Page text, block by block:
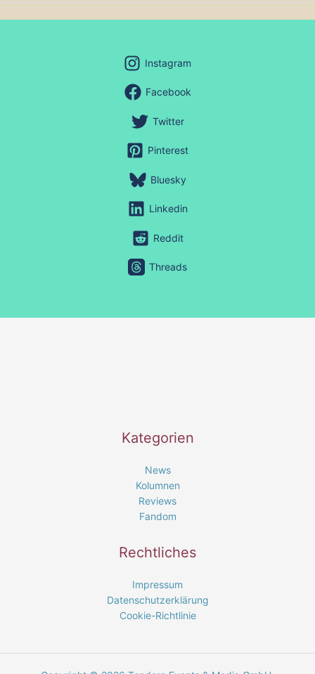
Instagram
Facebook
Twitter
Pinterest
Bluesky
Linkedin
Reddit
Threads
Kategorien
News
Kolumnen
Reviews
Fandom
Rechtliches
Impressum
Datenschutzerklärung
Cookie-Richtlinie